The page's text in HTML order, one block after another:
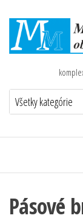
Pásové